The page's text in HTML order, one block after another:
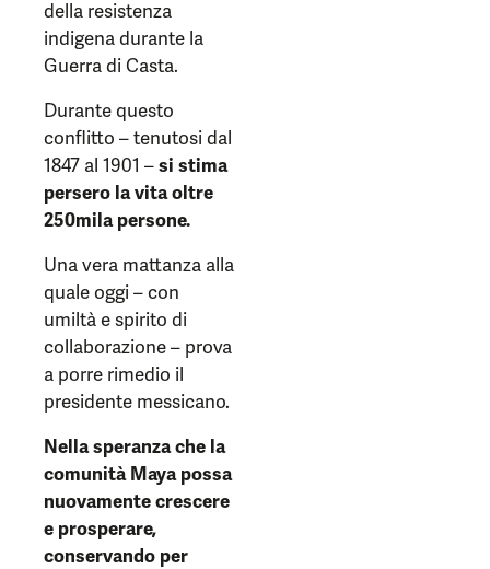
della resistenza
indigena durante la
Guerra di Casta.
Durante questo
conflitto – tenutosi dal
1847 al 1901 –si stima
persero la vita oltre
250mila persone.
Una vera mattanza alla
quale oggi – con
umiltà e spirito di
collaborazione – prova
a porre rimedio il
presidente messicano.
Nella speranza che la
comunità Maya possa
nuovamente crescere
e prosperare,
conservando per